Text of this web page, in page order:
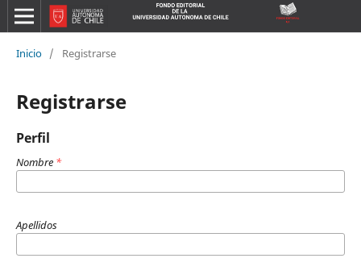
Inicio / Registrarse
Registrarse
Perfil
Nombre *
Apellidos